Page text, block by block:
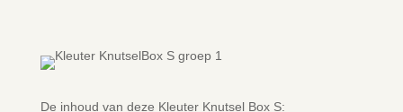
De inhoud van deze Kleuter Knutsel Box S: